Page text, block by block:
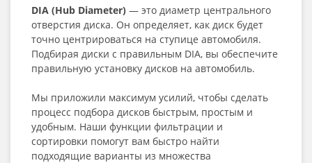
DIA (Hub Diameter) — это диаметр центрального
отверстия диска. Он определяет, как диск будет
точно центрироваться на ступице автомобиля.
Подбирая диски с правильным DIA, вы обеспечите
правильную установку дисков на автомобиль.
Мы приложили максимум усилий, чтобы сделать
процесс подбора дисков быстрым, простым и
удобным. Наши функции фильтрации и
сортировки помогут вам быстро найти
подходящие варианты из множества